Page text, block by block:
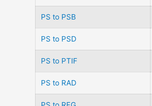
PS to PSB
PS to PSD
PS to PTIF
PS to RAD